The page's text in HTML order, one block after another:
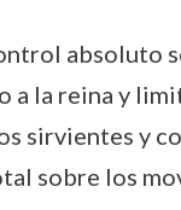
absoluto
la reina y
sirvientes y
sobre los